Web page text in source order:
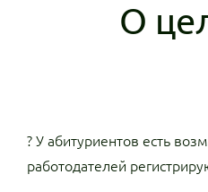
О
? У абитуриентов есть
работодателей